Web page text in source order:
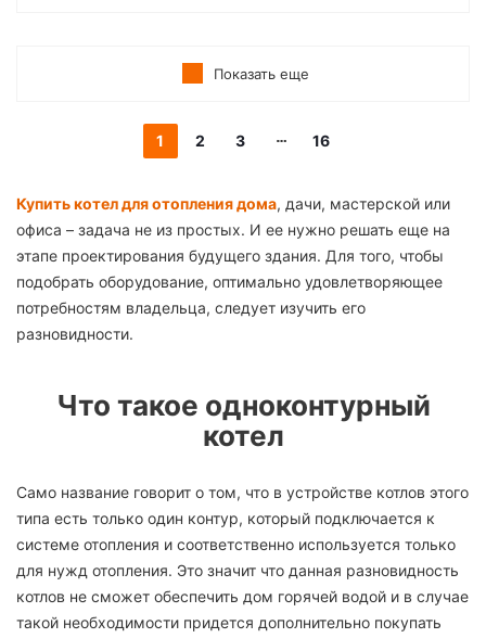
Показать еще
1 2 3 16
Купить котел для отопления дома, дачи, мастерской или
офиса – задача не из простых. И ее нужно решать еще на
этапе проектирования будущего здания. Для того, чтобы
подобрать оборудование, оптимально удовлетворяющее
потребностям владельца, следует изучить его
разновидности.
Что такое одноконтурный
котел
Само название говорит о том, что в устройстве котлов этого
типа есть только один контур, который подключается к
системе отопления и соответственно используется только
для нужд отопления. Это значит что данная разновидность
котлов не сможет обеспечить дом горячей водой и в случае
такой необходимости придется дополнительно покупать